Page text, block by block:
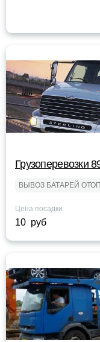
Грузоперевозки
ВЫВОЗ БАТАРЕЙ
Цена посадки
10 руб